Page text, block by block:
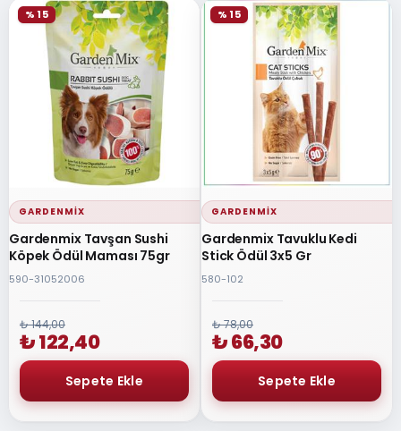
GARDENMIX
Gardenmix Tavşan Sushi
Köpek Ödül Maması 75gr
590-31052006
% 15
₺ 144,00
₺ 122,40
GARDENMIX
Gardenmix Tavuklu Kedi
Stick Ödül 3x5 Gr
580-102
% 15
₺ 78,00
₺ 66,30